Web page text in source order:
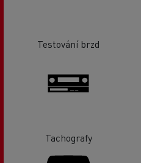
Testování brzd
Tachografy